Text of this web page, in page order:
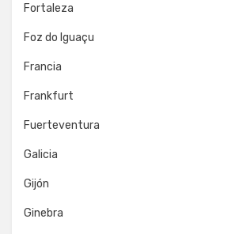
Fortaleza
Foz do Iguaçu
Francia
Frankfurt
Fuerteventura
Galicia
Gijón
Ginebra